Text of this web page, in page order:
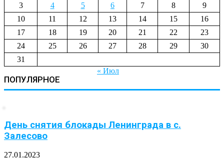
3
4 5 6 7 8
9
10
11 12 13 14 15
16
17
18 19 20 21 22
23
24
25 26 27 28 29
30
31
« Июл
ПОПУЛЯРНОЕ
День снятия блокады Ленинграда в с.
Залесово
27.01.2023